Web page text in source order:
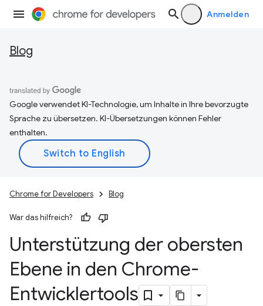
Anmelden
Blog
Google verwendet KI-Technologie, um Inhalte in Ihre bevorzugte
Sprache zu übersetzen. KI-Übersetzungen können Fehler
enthalten.
Chrome for Developers Blog
War das hilfreich?
Unterstützung der obersten
Ebene in den Chrome-
Entwicklertools